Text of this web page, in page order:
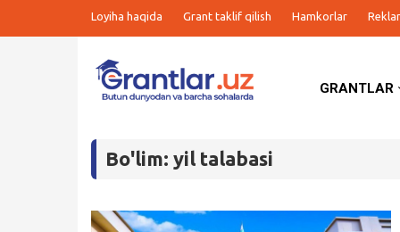
Loyiha haqida Grant taklif qilish Hamkorlar
GRANTLAR
Bo'lim: yil talabasi